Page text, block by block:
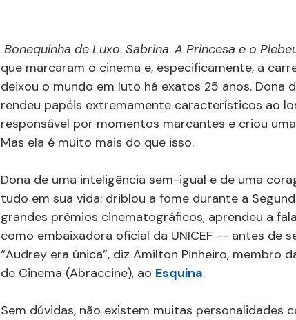
Bonequinha de Luxo. Sabrina. A Princesa e o
que marcaram o cinema e, especificamente, a
deixou o mundo em luto há exatos 25 anos. Dona
rendeu papéis extremamente característicos ao
responsável por momentos marcantes e criou
Mas ela é muito mais do que isso.
Dona de uma inteligência sem-igual e de uma
tudo em sua vida: driblou a fome durante a
grandes prêmios cinematográficos, aprendeu a
como embaixadora oficial da UNICEF -- antes de
“Audrey era única”, diz Amilton Pinheiro, membro
de Cinema (Abraccine), ao Esquina.
Sem dúvidas, não existem muitas personalidades